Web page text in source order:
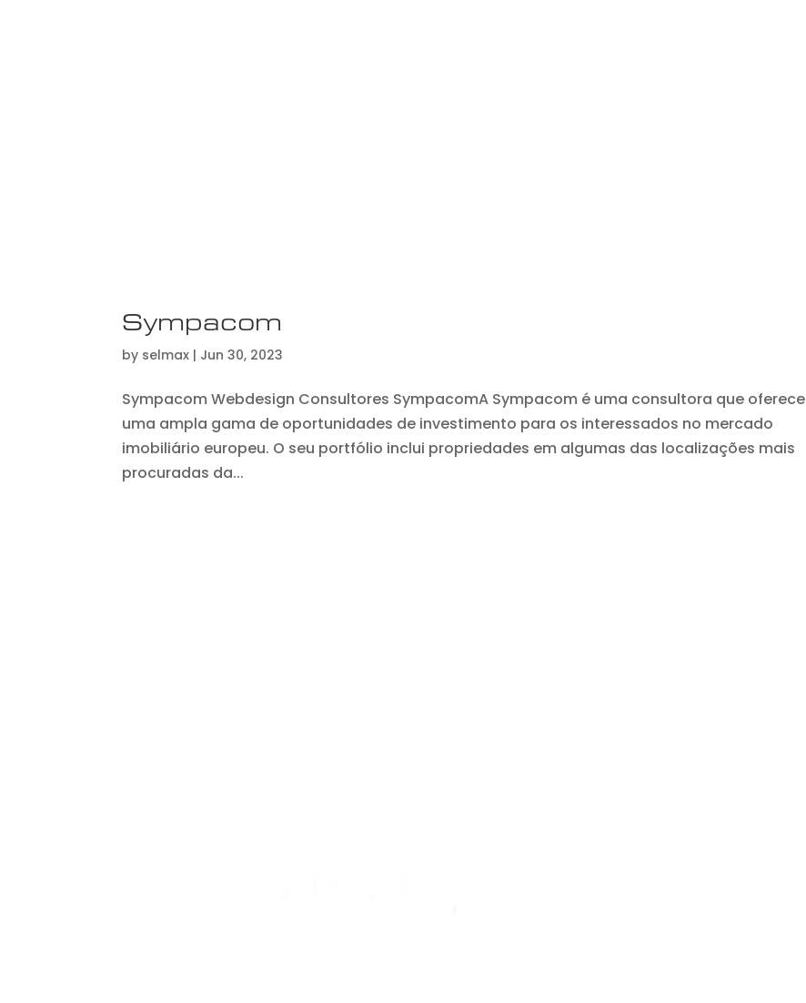
Sympacom
by selmax | Jun 30, 2023
Sympacom Webdesign Consultores SympacomA Sympacom é uma consultora que oferece
uma ampla gama de oportunidades de investimento para os interessados ​​no mercado
imobiliário europeu. O seu portfólio inclui propriedades em algumas das localizações mais
procuradas da...